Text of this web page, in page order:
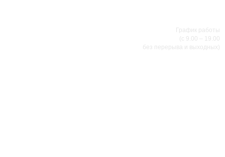
График работы
(с 9.00 – 19.00
без перерыва и выходных)